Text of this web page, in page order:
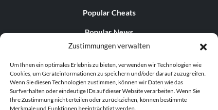
Zustimmungen verwalten
Um Ihnen ein optimales Erlebnis zu bieten, verwenden wir Technologien wie
Cookies, um Geräteinformationen zu speichern und/oder darauf zuzugreifen.
Wenn Sie diesen Technologien zustimmen, können wir Daten wie das
Surfverhalten oder eindeutige IDs auf dieser Website verarbeiten. Wenn Sie
Ihre Zustimmung nicht erteilen oder zurückziehen, können bestimmte
Merkmale und Funktionen beeinträchtigt werden.
Popular Cheats
Popular News
Popular Editorials
Popular Free Games
LATEST UPDATES